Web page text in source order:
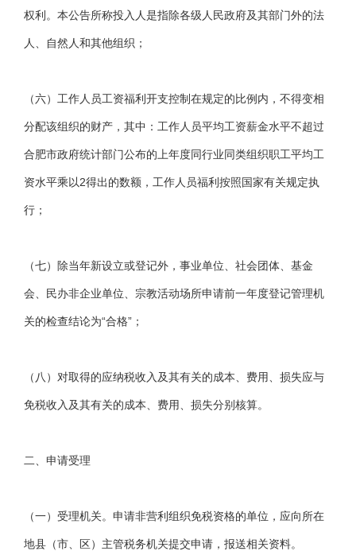
权利。本公告所称投入人是指除各级人民政府及其部门外的法
人、自然人和其他组织；
（六）工作人员工资福利开支控制在规定的比例内，不得变相
分配该组织的财产，其中：工作人员平均工资薪金水平不超过
合肥市政府统计部门公布的上年度同行业同类组织职工平均工
资水平乘以2得出的数额，工作人员福利按照国家有关规定执
行；
（七）除当年新设立或登记外，事业单位、社会团体、基金
会、民办非企业单位、宗教活动场所申请前一年度登记管理机
关的检查结论为“合格”；
（八）对取得的应纳税收入及其有关的成本、费用、损失应与
免税收入及其有关的成本、费用、损失分别核算。
二、申请受理
（一）受理机关。申请非营利组织免税资格的单位，应向所在
地县（市、区）主管税务机关提交申请，报送相关资料。